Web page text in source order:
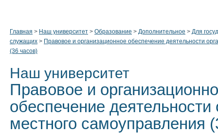
Главная > Наш университет > Образование > Дополнительное > Для
служащих > Правовое и организационное обеспечение деятельности
(36 часов)
Наш университет
Правовое и
обеспечение деятельности
местного самоуправления